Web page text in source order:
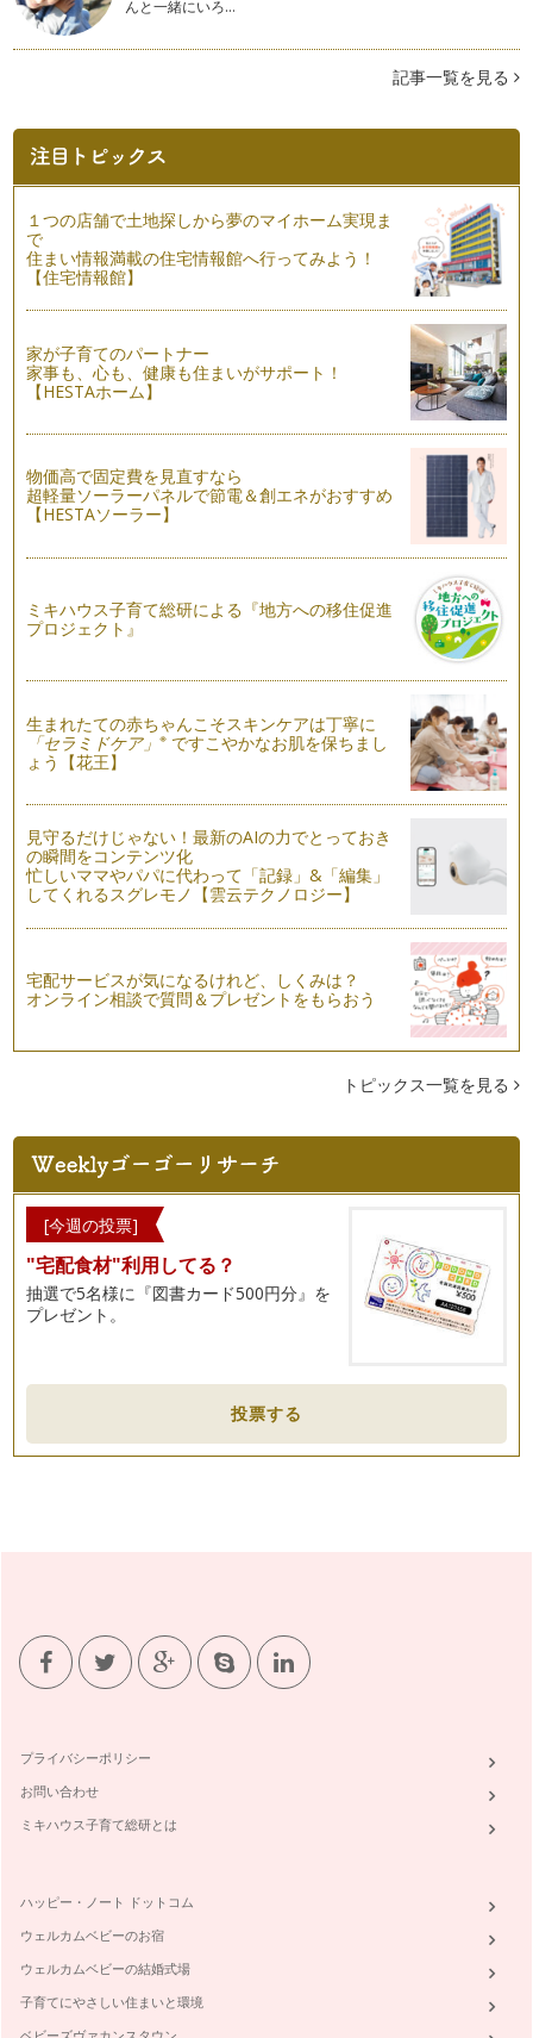
【親子で日本茶！⑧】「茶托」は必要？
「茶托（ちゃたく）」は、お客様にお茶を出す際に、お茶碗や
う
これまで、煎茶をいれる際に必要な道具をご紹介してきました
が、今回は「お湯呑」と「お茶碗」に…
【親子で日本茶！⑥】急須の手入れと「湯冷まし」
前回では急須の選び方をご紹介しましたが、今回は急須を使っ
た後のお手入れ方法をご紹介します。…
「急須（きゅうす）」が違うとお茶をいれた時の味も変わると
いうくらい、急須は大事な道具です。…
日本で一番よく飲まれている緑茶が「煎茶（せんちゃ）」で
【親子で日本茶！③】夏にぴったり！簡単「水出し煎茶」
暑い夏に、お湯を沸かしたり、お湯を使ったりするのはちょっ
と…という方も多いの…
【親子で日本茶！②】「茶葉当てクイズ」で楽しもう
一般的によく目にする日本茶5種類をご紹介します。 写真左か
日本茶講座の参加者のママたちが必ず言う言葉があります。
「お茶の香りに癒されました…
んと一緒にいろ…
記事一覧を見る
１つの店舗で土地探しから夢のマイホーム実現ま
で
住まい情報満載の住宅情報館へ行ってみよう！
【住宅情報館】
家が子育てのパートナー
家事も、心も、健康も住まいがサポート！
【HESTAホーム】
物価高で固定費を見直すなら
超軽量ソーラーパネルで節電＆創エネがおすすめ
【HESTAソーラー】
ミキハウス子育て総研による『地方への移住促進
プロジェクト』
生まれたての赤ちゃんこそスキンケアは丁寧に
「セラミドケア」※ ですこやかなお肌を保ちまし
ょう【花王】
見守るだけじゃない！最新のAIの力でとっておき
の瞬間をコンテンツ化
忙しいママやパパに代わって「記録」&「編集」
してくれるスグレモノ【雲云テクノロジー】
宅配サービスが気になるけれど、しくみは？
オンライン相談で質問＆プレゼントをもらおう
トピックス一覧を見る
[今週の投票]
"宅配食材"利用してる？
抽選で5名様に『図書カード500円分』を
プレゼント。
投票する
プライバシーポリシー
お問い合わせ
ミキハウス子育て総研とは
ハッピー・ノート ドットコム
ウェルカムベビーのお宿
ウェルカムベビーの結婚式場
子育てにやさしい住まいと環境